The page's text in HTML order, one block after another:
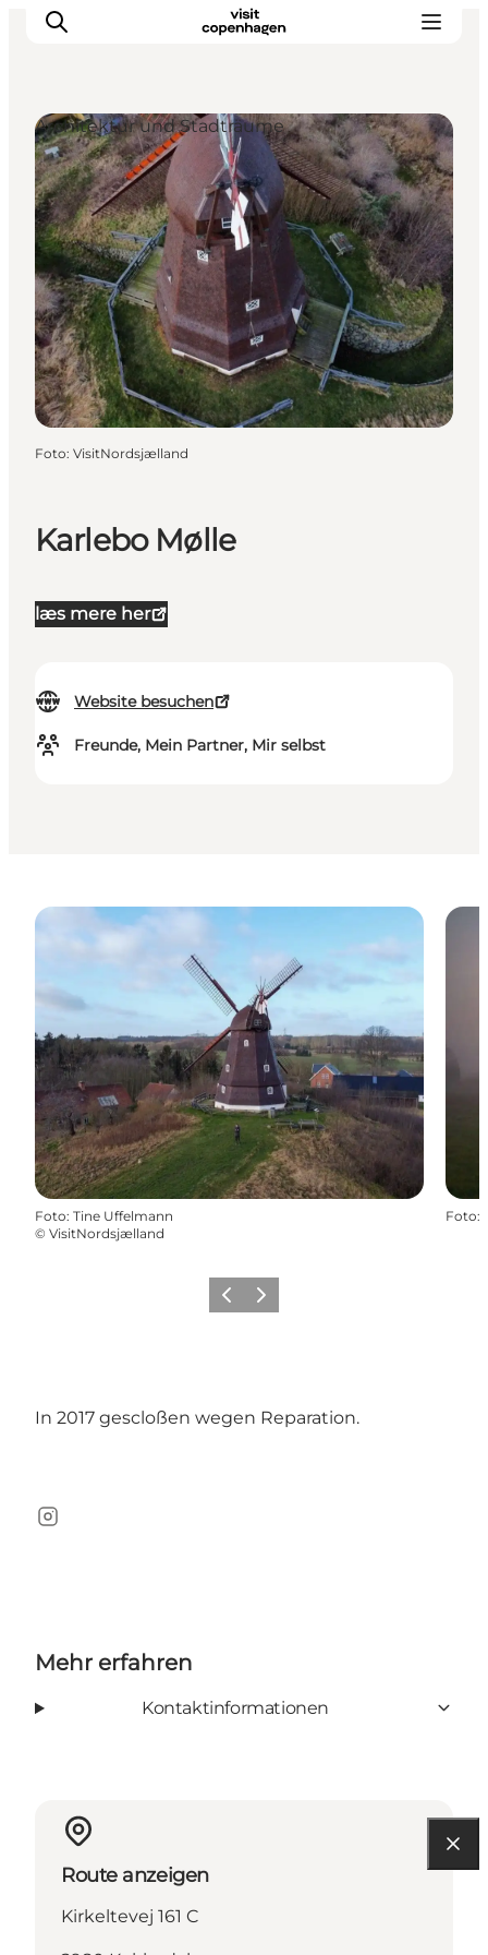
Aktivitäten
Essen und Trinken
Planen
Karlebo Mølle
læs mere her
Website besuchen
Freunde, Mein Partner, Mir selbst
Architektur und Stadträume
Foto: VisitNordsjælland
Foto: Tine Uffelmann
© VisitNordsjælland
Foto:
ZurückWeiter
In 2017 gescloßen wegen Reparation.
Instagram
Mehr erfahren
Kontaktinformationen
Route anzeigen
Kirkeltevej 161 C